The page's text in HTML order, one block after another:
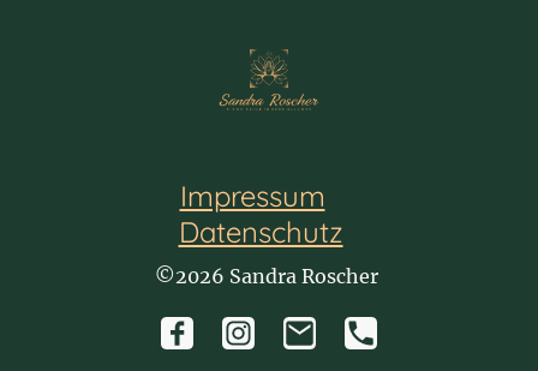
Impressum
Datenschutz
©2026 Sandra Roscher